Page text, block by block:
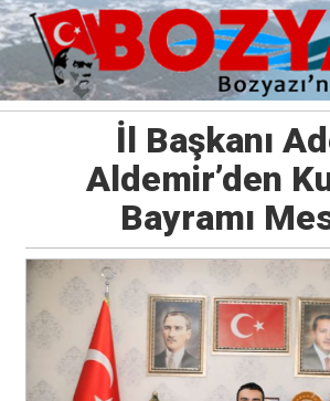
İl Başkanı
Aldemir’den
Bayramı